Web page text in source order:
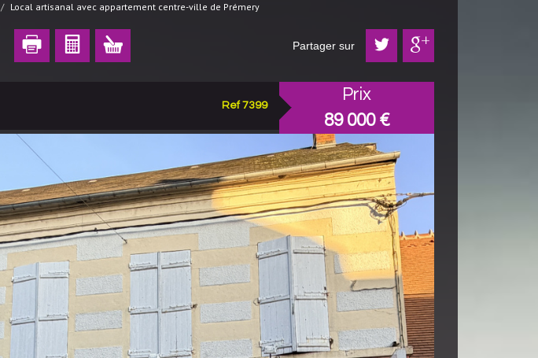
Local artisanal avec appartement centre-ville de Prémery
Partager sur
Ref 7399
Prix
89 000 €